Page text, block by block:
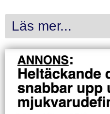
Läs mer...